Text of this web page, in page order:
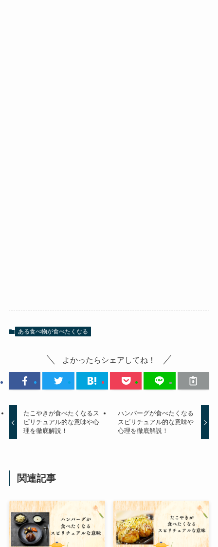
ある食べ物が食べたくなる
よかったらシェアしてね！
たこやきが食べたくなるス
ピリチュアル的な意味や心
理を徹底解説！
ハンバーグが食べたくなる
スピリチュアル的な意味や
心理を徹底解説！
関連記事